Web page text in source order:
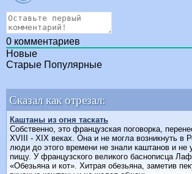
0 комментариев
Новые
Старые Популярные
Сказал как отрезал:
Каштаны из огня таскать
Собственно, это французская поговорка,
XVIII - XIX веках. Она и не могла возникнуть в
люди до этого времени не знали каштанов и не
пищу. У французского великого баснописца
«Обезьяна и кот». Хитрая обезьяна, заметив